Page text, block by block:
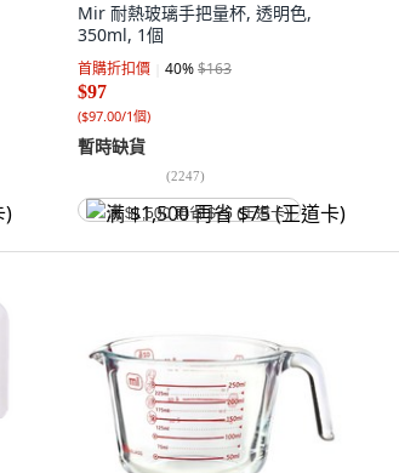
Mir 耐熱玻璃手把量杯, 透明色,
350ml, 1個
首購折扣價 40%$163
$97
($97.00/1個)
暫時缺貨
(2247)
满 $1,500 再省 $75 (王道卡)